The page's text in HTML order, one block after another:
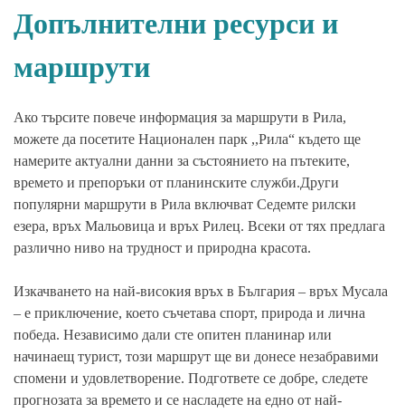
Допълнителни ресурси и
маршрути
Ако търсите повече информация за маршрути в Рила,
можете да посетите Национален парк ,,Рила“ където ще
намерите актуални данни за състоянието на пътеките,
времето и препоръки от планинските служби.Други
популярни маршрути в Рила включват Седемте рилски
езера, връх Мальовица и връх Рилец. Всеки от тях предлага
различно ниво на трудност и природна красота.
Изкачването на най-високия връх в България – връх Мусала
– е приключение, което съчетава спорт, природа и лична
победа. Независимо дали сте опитен планинар или
начинаещ турист, този маршрут ще ви донесе незабравими
спомени и удовлетворение. Подгответе се добре, следете
прогнозата за времето и се насладете на едно от най-